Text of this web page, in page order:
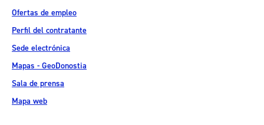
Ofertas de empleo
Perfil del contratante
Sede electrónica
Mapas - GeoDonostia
Sala de prensa
Mapa web